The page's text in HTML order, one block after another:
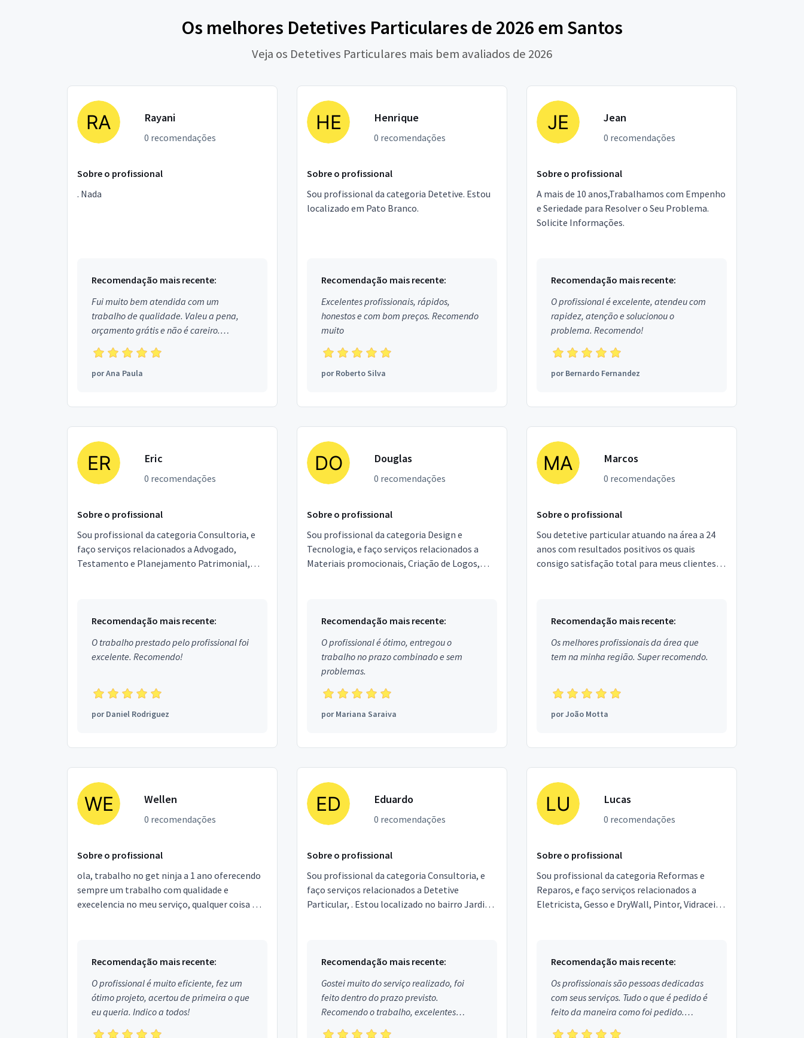
Os melhores Detetives Particulares de 2026 em Santos
Veja os Detetives Particulares mais bem avaliados de 2026
Rayani
0 recomendações
Sobre o profissional
. Nada
Recomendação mais recente:
Fui muito bem atendida com um
trabalho de qualidade. Valeu a pena,
orçamento grátis e não é careiro.
Obrigada!
porAna Paula
Henrique
0 recomendações
Sobre o profissional
Sou profissional da categoria Detetive. Estou
localizado em Pato Branco.
Recomendação mais recente:
Excelentes profissionais, rápidos,
honestos e com bom preços. Recomendo
muito
porRoberto Silva
Jean
0 recomendações
Sobre o profissional
A mais de 10 anos,Trabalhamos com Empenho
e Seriedade para Resolver o Seu Problema.
Solicite Informações.
Recomendação mais recente:
O profissional é excelente, atendeu com
rapidez, atenção e solucionou o
problema. Recomendo!
porBernardo Fernandez
Eric
0 recomendações
Sobre o profissional
Sou profissional da categoria Consultoria, e
faço serviços relacionados a Advogado,
Testamento e Planejamento Patrimonial,
Recomendação mais recente:
O trabalho prestado pelo profissional foi
excelente. Recomendo!
porDaniel Rodriguez
Douglas
0 recomendações
Sobre o profissional
Sou profissional da categoria Design e
Tecnologia, e faço serviços relacionados a
Materiais promocionais, Criação de Logos,
Recomendação mais recente:
O profissional é ótimo, entregou o
trabalho no prazo combinado e sem
problemas.
porMariana Saraiva
Marcos
0 recomendações
Sobre o profissional
Sou detetive particular atuando na área a 24
anos com resultados positivos os quais
consigo satisfação total para meus clientes
Recomendação mais recente:
Os melhores profissionais da área que
tem na minha região. Super recomendo.
porJoão Motta
Wellen
0 recomendações
Sobre o profissional
ola, trabalho no get ninja a 1 ano oferecendo
sempre um trabalho com qualidade e
execelencia no meu serviço, qualquer coisa me
Recomendação mais recente:
O profissional é muito eficiente, fez um
ótimo projeto, acertou de primeira o que
eu queria. Indico a todos!
Eduardo
0 recomendações
Sobre o profissional
Sou profissional da categoria Consultoria, e
faço serviços relacionados a Detetive
Particular, . Estou localizado no bairro Jardim
Recomendação mais recente:
Gostei muito do serviço realizado, foi
feito dentro do prazo previsto.
Recomendo o trabalho, excelentes
profissionais.
Lucas
0 recomendações
Sobre o profissional
Sou profissional da categoria Reformas e
Reparos, e faço serviços relacionados a
Eletricista, Gesso e DryWall, Pintor, Vidraceiro,
Recomendação mais recente:
Os profissionais são pessoas dedicadas
com seus serviços. Tudo o que é pedido é
feito da maneira como foi pedido.
Aprovado!